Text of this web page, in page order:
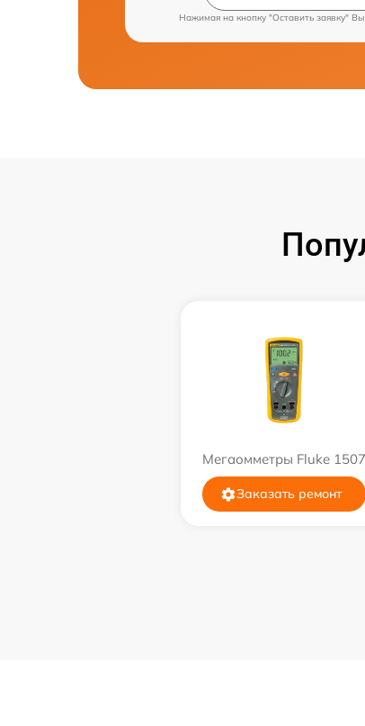
Нажимая на кнопку "Оставить заявку"
Мегаомметры Fluke 1507
Заказать ремонт